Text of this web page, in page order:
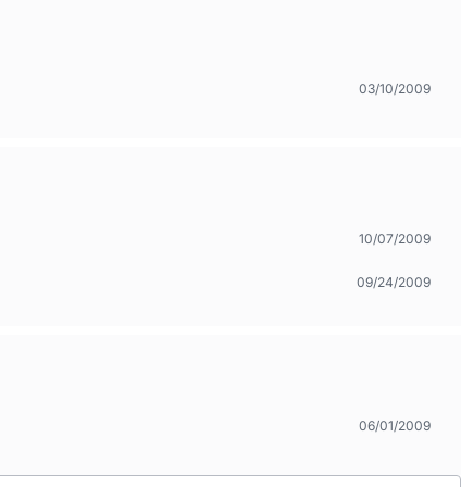
03/10/2009
10/07/2009
09/24/2009
06/01/2009